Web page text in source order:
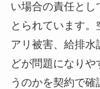
い場合の責任と
とられています
アリ被害、給排水
どが問題になり
うのかを契約で確